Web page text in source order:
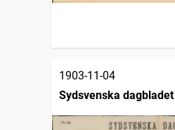
1903-11-04
Sydsvenska dagbladet